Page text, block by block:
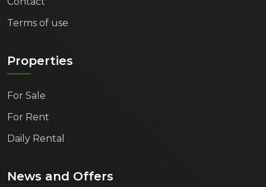
Terms of use
Properties
For Sale
For Rent
Daily Rental
News and Offers